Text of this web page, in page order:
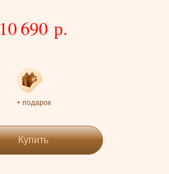
10 690 р.
+ подарок
Купить